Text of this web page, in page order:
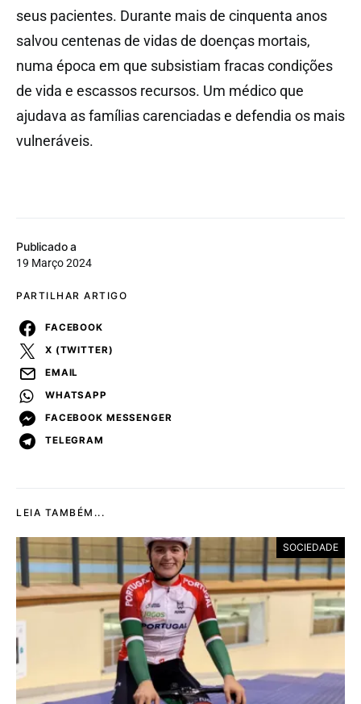
Publicado a
19 Março 2024
PARTILHAR ARTIGO
FACEBOOK
X (TWITTER)
EMAIL
WHATSAPP
FACEBOOK MESSENGER
TELEGRAM
seus pacientes. Durante mais de cinquenta anos
salvou centenas de vidas de doenças mortais,
numa época em que subsistiam fracas condições
de vida e escassos recursos. Um médico que
ajudava as famílias carenciadas e defendia os mais
vulneráveis.
LEIA TAMBÉM...
SOCIEDADE